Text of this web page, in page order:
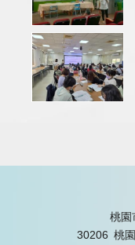
桃園
30206 桃